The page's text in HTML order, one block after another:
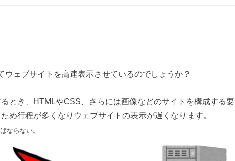
ェブサイトを高速表示させているのでしょうか？
とき、HTMLやCSS、さらには画像などのサイトを構成する要
め行程が多くなりウェブサイトの表示が遅くなります。
ならない。